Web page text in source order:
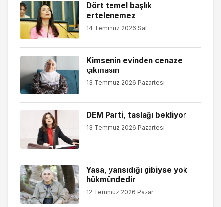
Dört temel başlık
ertelenemez
14 Temmuz 2026 Salı
Kimsenin evinden cenaze
çıkmasın
13 Temmuz 2026 Pazartesi
DEM Parti, taslağı bekliyor
13 Temmuz 2026 Pazartesi
Yasa, yansıdığı gibiyse yok
hükmündedir
12 Temmuz 2026 Pazar